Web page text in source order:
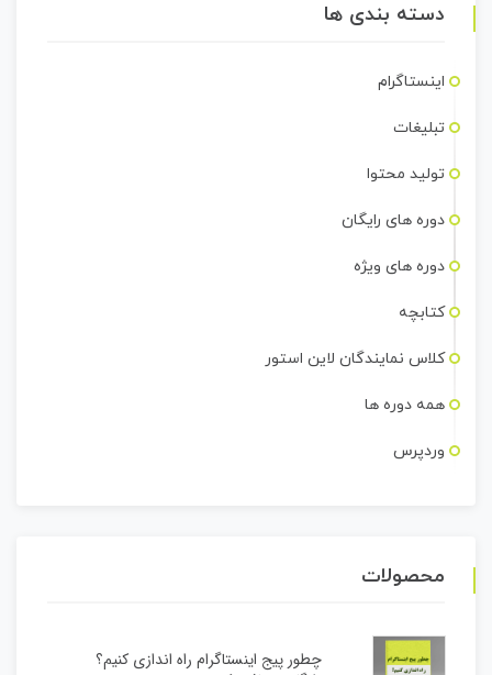
دسته بندی ها
اینستاگرام
تبلیغات
تولید محتوا
دوره های رایگان
دوره های ویژه
کتابچه
کلاس نمایندگان لاین استور
همه دوره ها
وردپرس
محصولات
چطور پیج اینستاگرام راه اندازی کنیم؟